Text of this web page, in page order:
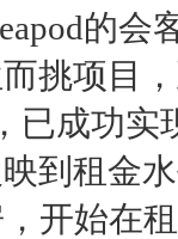
的会
项目，
已成功实
租金水
开始在